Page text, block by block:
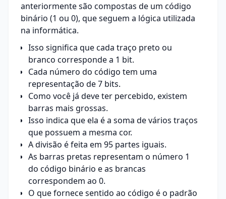
anteriormente são compostas de um código
binário (1 ou 0), que seguem a lógica utilizada
na informática.
Isso significa que cada traço preto ou
branco corresponde a 1 bit.
Cada número do código tem uma
representação de 7 bits.
Como você já deve ter percebido, existem
barras mais grossas.
Isso indica que ela é a soma de vários traços
que possuem a mesma cor.
A divisão é feita em 95 partes iguais.
As barras pretas representam o número 1
do código binário e as brancas
correspondem ao 0.
O que fornece sentido ao código é o padrão